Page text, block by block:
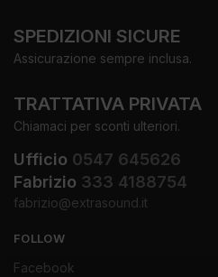
SPEDIZIONI SICURE
Assicurazione sempre inclusa.
TRATTATIVA PRIVATA
Chiamaci per sconti ulteriori.
Ufficio 0547 645626
Fabrizio 333 4188754
fabrizio@extrasound.it
FOLLOW
Facebook